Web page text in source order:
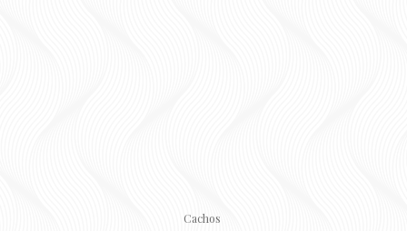
Cachos